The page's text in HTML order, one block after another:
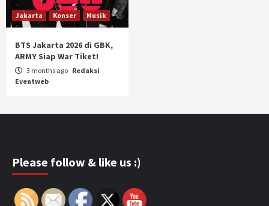
Jakarta Konser Musik
BTS Jakarta 2026 di GBK,
ARMY Siap War Tiket!
3 months ago Redaksi
Eventweb
Please follow & like us :)